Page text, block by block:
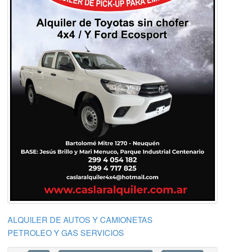
ALQUILER DE AUTOS Y CAMIONETAS
PETROLEO Y GAS SERVICIOS